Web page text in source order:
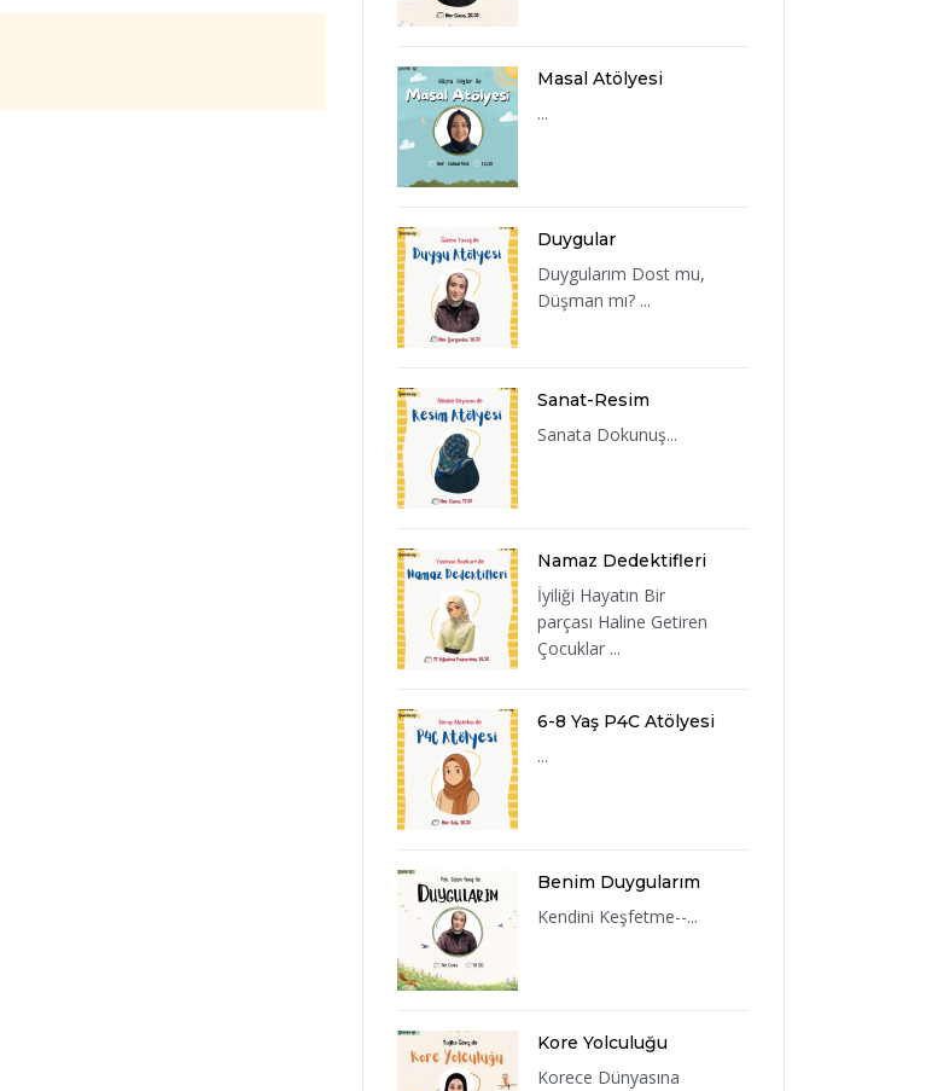
Masal Atölyesi
...
Duygular
Duygularım Dost mu,
Düşman mı? ...
Sanat-Resim
Sanata Dokunuş...
Namaz Dedektifleri
İyiliği Hayatın Bir
parçası Haline Getiren
Çocuklar ...
6-8 Yaş P4C Atölyesi
...
Benim Duygularım
Kendini Keşfetme--...
Kore Yolculuğu
Korece Dünyasına